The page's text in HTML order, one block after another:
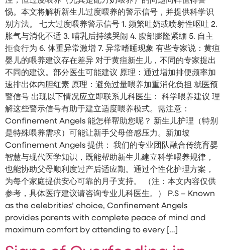
惕。本文将解析新生儿过度喂养的警示信号，并提供科学识
别方法。 七大过度喂养警示信号 1. 频繁吐奶或喷射性呕吐 2.
胀气与消化不适 3. 哺乳后持续哭闹 4. 腹部膨隆紧绷 5. 自主
拒食行为 6. 体重异常激增 7. 异常嗜睡现象 有些专家说：黄疸
婴儿的喂养建议存在差异 对于黄疸新生儿，不同的专家提出
不同的建议。部分医生可能建议 原理：通过增加排便频率加
速排出体内胆红素 原理：避免过量喂养加重消化负担 就医预
警信号 出现以下情况应立即联系儿科医生： 科学喂养建议 理
解这些警示信号有助于建立适度喂养模式。需注意：
Confinement Angels 能怎样帮助您呢？ 新生儿护理（特别
是特殊喂养需求）可能让新手父母倍感压力。新加坡
Confinement Angels 提供： 我们的专业团队融合传统育婴
智慧与现代医学知识，既能帮助新生儿建立科学喂养规律，
也能协助父母顺利度过产后适应期。通过个性化护理方案，
为每个家庭提供安心可靠的月子支持。 （注：本文内容仅供
参考，具体医疗建议请咨询专业儿科医生。） P.S – Known
as the celebrities’ choice, Confinement Angels
provides parents with complete peace of mind and
maximum comfort by attending to every […]